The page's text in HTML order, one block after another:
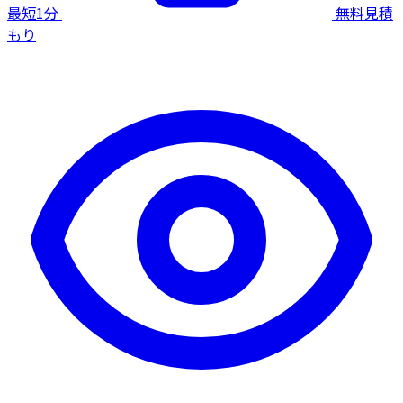
最短1分
無料見積
もり